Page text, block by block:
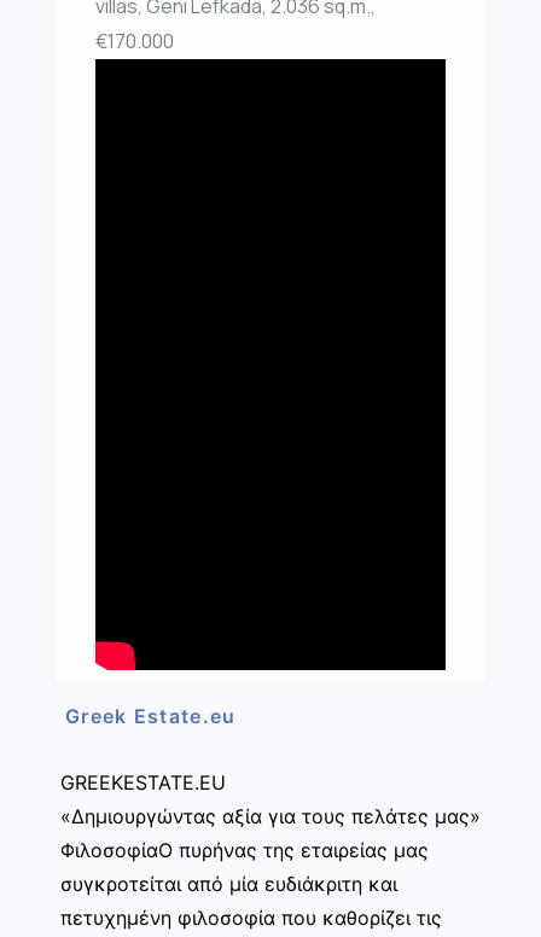
villas, Geni Lefkada, 2.036 sq.m.,
€170.000
Greek Estate.eu
GREEKESTATE.EU
«Δημιουργώντας αξία για τους πελάτες μας»
ΦιλοσοφίαΟ πυρήνας της εταιρείας μας
συγκροτείται από μία ευδιάκριτη και
πετυχημένη φιλοσοφία που καθορίζει τις